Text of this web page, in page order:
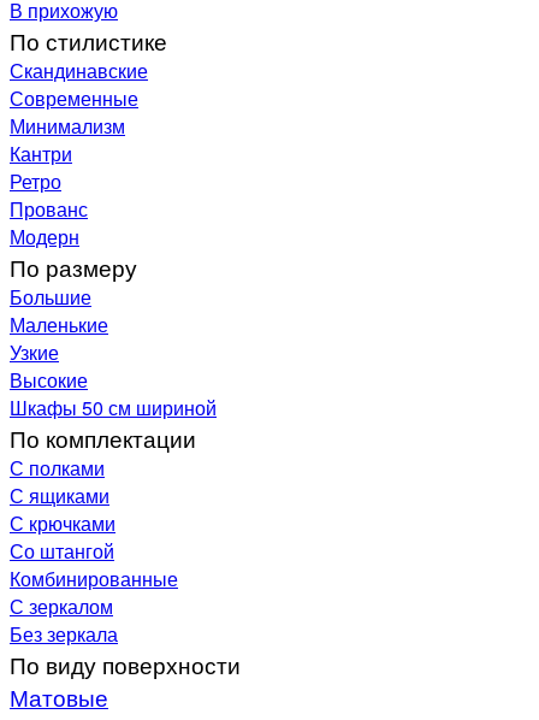
В прихожую
По стилистике
Скандинавские
Современные
Минимализм
Кантри
Ретро
Прованс
Модерн
По размеру
Большие
Маленькие
Узкие
Высокие
Шкафы 50 см шириной
По комплектации
С полками
С ящиками
С крючками
Со штангой
Комбинированные
С зеркалом
Без зеркала
По виду поверхности
Матовые